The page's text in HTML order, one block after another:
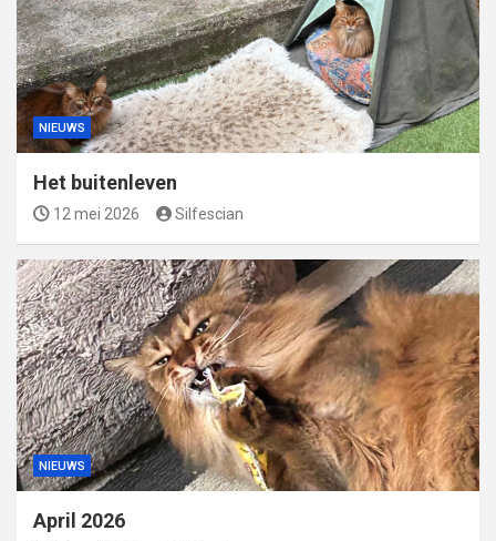
NIEUWS
Het buitenleven
12 mei 2026 Silfescian
NIEUWS
April 2026